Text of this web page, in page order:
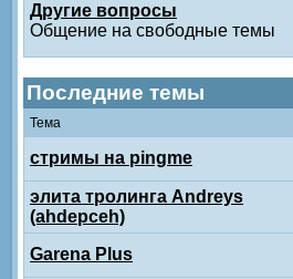
Другие вопросы
Общение на свободные темы
Последние темы
Тема
стримы на pingme
элита тролинга Andreys
(ahdepceh)
Garena Plus